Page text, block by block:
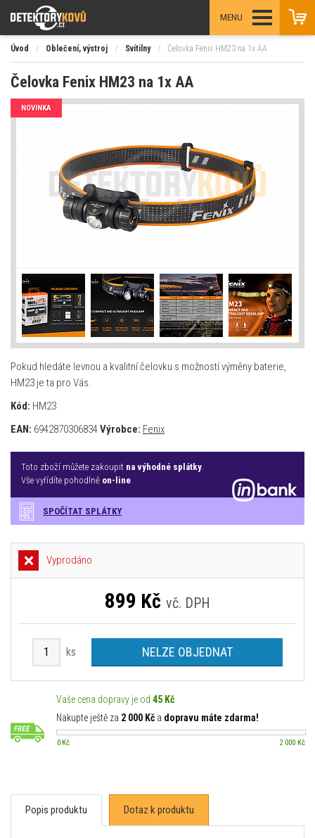
MENU
Úvod / Oblečení, výstroj / Svítilny / Čelovka Fenix HM23 na 1x AA
Čelovka Fenix HM23 na 1x AA
NOVINKA
Pokud hledáte levnou a kvalitní čelovku s možností výměny baterie,
HM23 je ta pro Vás.
Kód: HM23
EAN: 6942870306834Výrobce: Fenix
Toto zboží můžete zakoupit na výhodné splátky
Vše vyřídíte pohodlně on-line
SPOČÍTAT SPLÁTKY
Vyprodáno
899 Kč vč. DPH
ks NELZE OBJEDNAT
Vaše cena dopravy je od 45 Kč
Nakupte ještě za 2 000 Kč a dopravu máte zdarma!
0 Kč 2 000 Kč
Popis produktu Dotaz k produktu